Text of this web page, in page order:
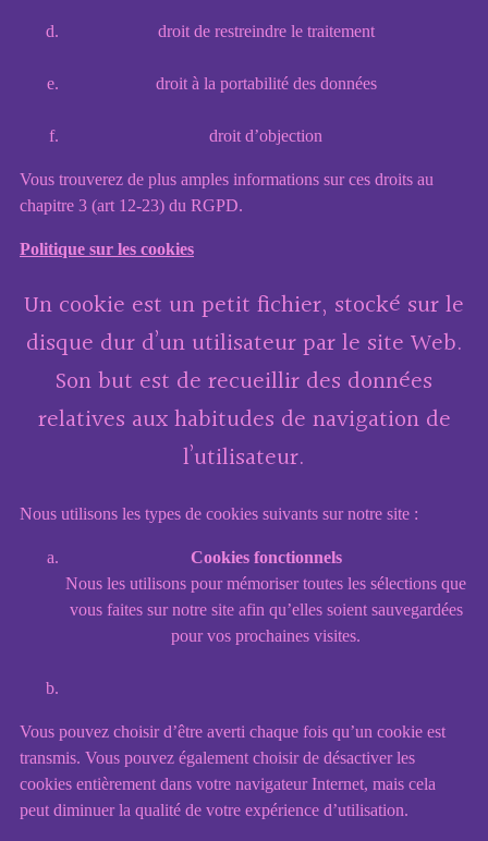
droit de restreindre le traitement
droit à la portabilité des données
droit d’objection
Vous trouverez de plus amples informations sur ces droits au
chapitre 3 (art 12-23) du RGPD.
Politique sur les cookies
Un cookie est un petit fichier, stocké sur le
disque dur d’un utilisateur par le site Web.
Son but est de recueillir des données
relatives aux habitudes de navigation de
l’utilisateur.
Nous utilisons les types de cookies suivants sur notre site :
Cookies fonctionnels
Nous les utilisons pour mémoriser toutes les sélections que
vous faites sur notre site afin qu’elles soient sauvegardées
pour vos prochaines visites.
Vous pouvez choisir d’être averti chaque fois qu’un cookie est
transmis. Vous pouvez également choisir de désactiver les
cookies entièrement dans votre navigateur Internet, mais cela
peut diminuer la qualité de votre expérience d’utilisation.